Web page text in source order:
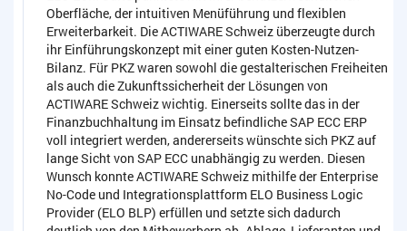
Oberfläche, der intuitiven Menüführung und flexiblen
Erweiterbarkeit. Die ACTIWARE Schweiz überzeugte durch
ihr Einführungskonzept mit einer guten Kosten-Nutzen-
Bilanz. Für PKZ waren sowohl die gestalterischen Freiheiten
als auch die Zukunftssicherheit der Lösungen von
ACTIWARE Schweiz wichtig. Einerseits sollte das in der
Finanzbuchhaltung im Einsatz befindliche SAP ECC ERP
voll integriert werden, andererseits wünschte sich PKZ auf
lange Sicht von SAP ECC unabhängig zu werden. Diesen
Wunsch konnte ACTIWARE Schweiz mithilfe der Enterprise
No-Code und Integrationsplattform ELO Business Logic
Provider (ELO BLP) erfüllen und setzte sich dadurch